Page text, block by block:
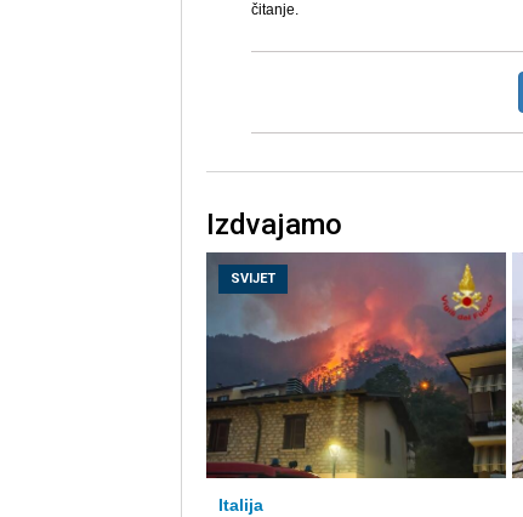
čitanje.
Izdvajamo
SVIJET
Italija